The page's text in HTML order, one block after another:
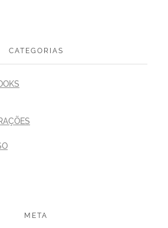
CATEGORIAS
META